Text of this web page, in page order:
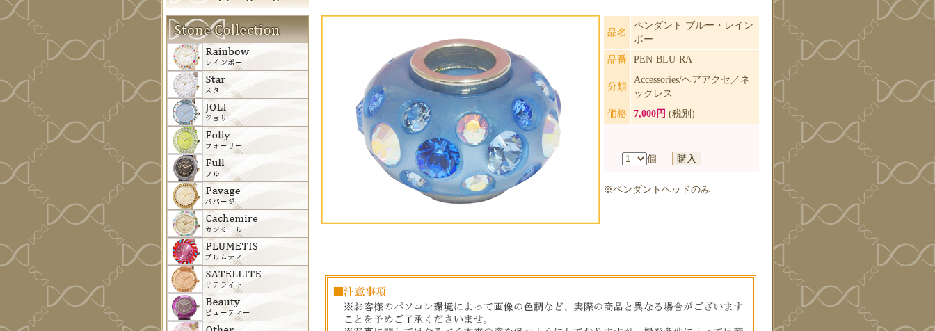
品名
ペンダント ブルー・レイン
ボー
品番
PEN-BLU-RA
分類
Accessories/ヘアアクセ／ネ
ックレス
価格
7,000円 (税別)
個
※ペンダントヘッドのみ